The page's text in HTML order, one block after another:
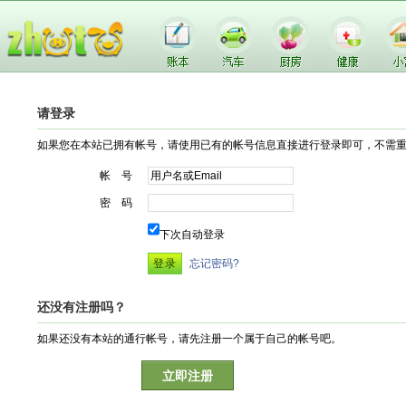
请登录
如果您在本站已拥有帐号，请使用已有的帐号信息直接进行登录即可，不需
帐 号
密 码
下次自动登录
忘记密码?
还没有注册吗？
如果还没有本站的通行帐号，请先注册一个属于自己的帐号吧。
立即注册